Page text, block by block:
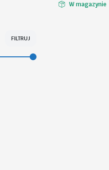
W magazynie
FILTRUJ